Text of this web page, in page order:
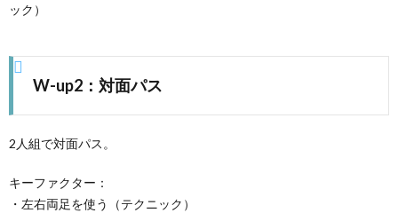
ック）
W-up2：対面パス
2人組で対面パス。
キーファクター：
・左右両足を使う（テクニック）